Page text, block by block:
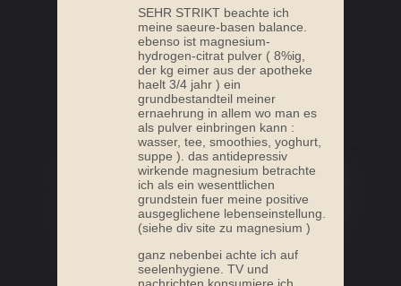
SEHR STRIKT beachte ich
meine saeure-basen balance.
ebenso ist magnesium-
hydrogen-citrat pulver ( 8%ig,
der kg eimer aus der apotheke
haelt 3/4 jahr ) ein
grundbestandteil meiner
ernaehrung in allem wo man es
als pulver einbringen kann :
wasser, tee, smoothies, yoghurt,
suppe ). das antidepressiv
wirkende magnesium betrachte
ich als ein wesenttlichen
grundstein fuer meine positive
ausgeglichene lebenseinstellung.
(siehe div site zu magnesium )
ganz nebenbei achte ich auf
seelenhygiene. TV und